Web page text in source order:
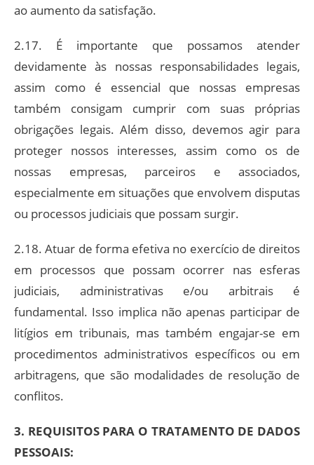
ao aumento da satisfação.
2.17. É importante que possamos atender
devidamente às nossas responsabilidades legais,
assim como é essencial que nossas empresas
também consigam cumprir com suas próprias
obrigações legais. Além disso, devemos agir para
proteger nossos interesses, assim como os de
nossas empresas, parceiros e associados,
especialmente em situações que envolvem disputas
ou processos judiciais que possam surgir.
2.18. Atuar de forma efetiva no exercício de direitos
em processos que possam ocorrer nas esferas
judiciais, administrativas e/ou arbitrais é
fundamental. Isso implica não apenas participar de
litígios em tribunais, mas também engajar-se em
procedimentos administrativos específicos ou em
arbitragens, que são modalidades de resolução de
conflitos.
3. REQUISITOS PARA O TRATAMENTO DE DADOS
PESSOAIS: